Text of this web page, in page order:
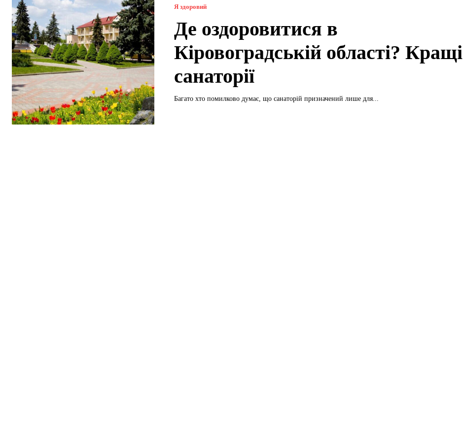
Я здоровий
Де оздоровитися в
Кіровоградській області? Кращі
санаторії
Багато хто помилково думає, що санаторій призначений лише для...